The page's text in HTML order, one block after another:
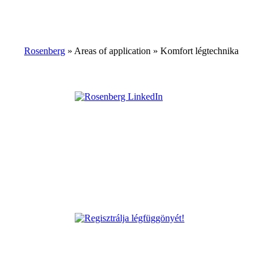
Rosenberg Areas of application Komfort légtechnika